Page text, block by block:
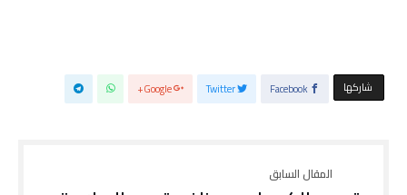
‫‫ شاركها‬ Facebook
Twitter
Google+